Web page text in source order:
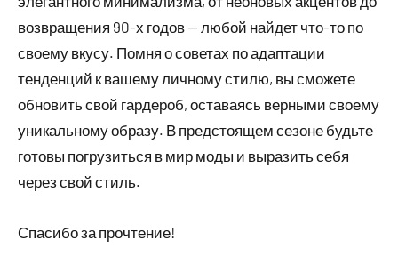
возвращения 90-х годов — любой найдет что-то по
своему вкусу. Помня о советах по адаптации
тенденций к вашему личному стилю, вы сможете
обновить свой гардероб, оставаясь верными своему
уникальному образу. В предстоящем сезоне будьте
готовы погрузиться в мир моды и выразить себя
через свой стиль.
Спасибо за прочтение!